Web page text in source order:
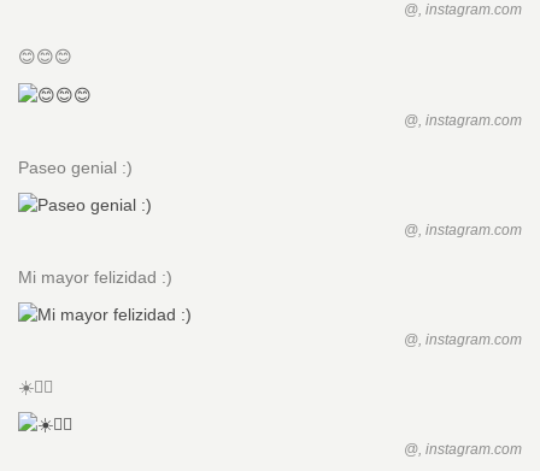
@, instagram.com
😊😊😊
@, instagram.com
Paseo genial :)
@, instagram.com
Mi mayor felizidad :)
@, instagram.com
☀️🏊🏻
@, instagram.com